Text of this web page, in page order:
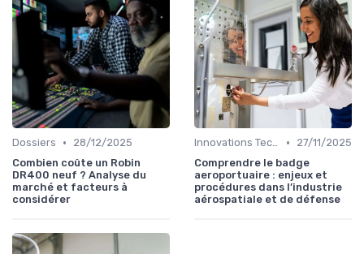
Dossiers •
28/12/2025
Combien coûte un Robin
DR400 neuf ? Analyse du
marché et facteurs à
considérer
Innovations Technologiques •
27/11/2025
Comprendre le badge
aeroportuaire : enjeux et
procédures dans l’industrie
aérospatiale et de défense